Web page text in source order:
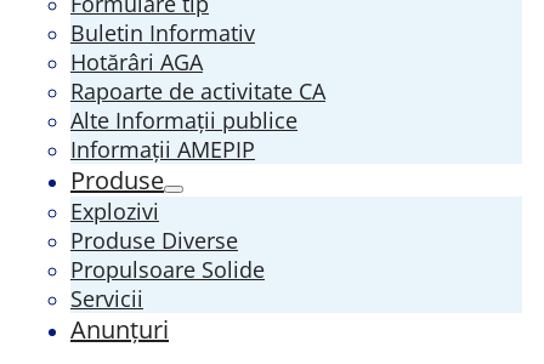
Buletin Informativ
Hotărâri AGA
Rapoarte de activitate CA
Alte Informații publice
Informații AMEPIP
Produse
Explozivi
Produse Diverse
Propulsoare Solide
Servicii
Anunțuri